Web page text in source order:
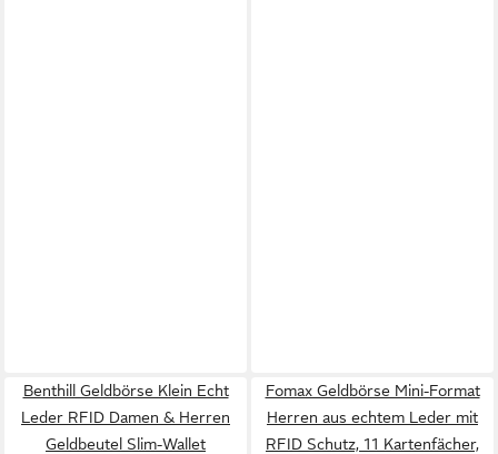
Benthill Geldbörse Klein Echt
Leder RFID Damen & Herren
Geldbeutel Slim-Wallet
Fomax Geldbörse Mini-Format
Herren aus echtem Leder mit
RFID Schutz, 11 Kartenfächer,